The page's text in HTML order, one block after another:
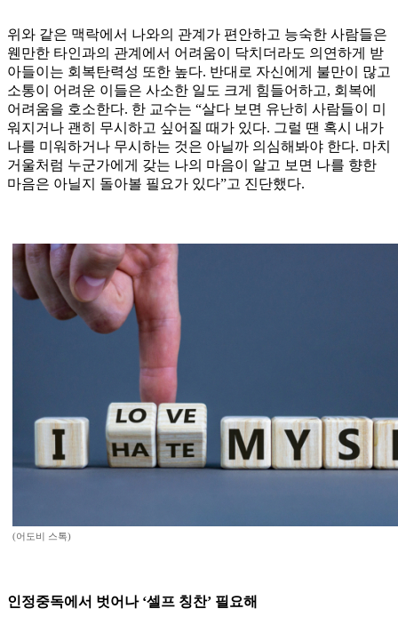
위와 같은 맥락에서 나와의 관계가 편안하고 능숙한 사람들은
웬만한 타인과의 관계에서 어려움이 닥치더라도 의연하게 받
아들이는 회복탄력성 또한 높다. 반대로 자신에게 불만이 많고
소통이 어려운 이들은 사소한 일도 크게 힘들어하고, 회복에
어려움을 호소한다. 한 교수는 “살다 보면 유난히 사람들이 미
워지거나 괜히 무시하고 싶어질 때가 있다. 그럴 땐 혹시 내가
나를 미워하거나 무시하는 것은 아닐까 의심해봐야 한다. 마치
거울처럼 누군가에게 갖는 나의 마음이 알고 보면 나를 향한
마음은 아닐지 돌아볼 필요가 있다”고 진단했다.
(어도비 스톡)
인정중독에서 벗어나 ‘셀프 칭찬’ 필요해